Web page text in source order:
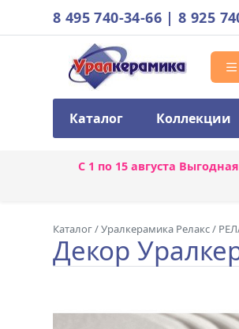
8 495 740-34-66 |8 925
Каталог Коллекции
С 1 по 15 августа
Каталог/Уралкерамика Релакс/
Декор